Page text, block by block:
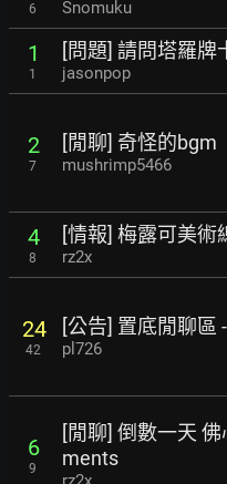
6 Snomuku
1
1
[問題] 請問塔羅牌
jasonpop
2
7
[閒聊] 奇怪的bgm
mushrimp5466
4
8
[情報] 梅露可美術
rz2x
24
42
[公告] 置底閒聊區
pl726
6
9
[閒聊] 倒數一天
ments